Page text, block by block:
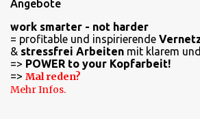
Angebote
work smarter - not harder
= profitable und inspirierende
& stressfrei Arbeiten mit klarem und
=> POWER to your Kopfarbeit!
=> Mal reden?
Mehr Infos.